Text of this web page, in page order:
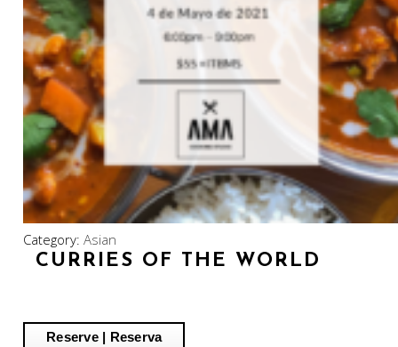
Category:Asian
CURRIES OF THE WORLD